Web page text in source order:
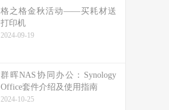
格之格金秋活动——买耗材送
打印机
2024-09-19
群晖NAS协同办公：Synology
Office套件介绍及使用指南
2024-10-25